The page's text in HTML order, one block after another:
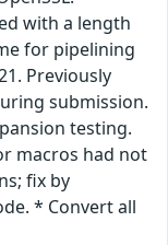
with a length
for pipelining
Previously
submission.
testing.
macros had not
fix by
* Convert all